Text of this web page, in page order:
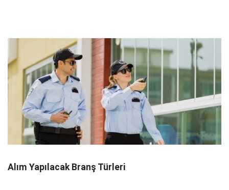
Alım Yapılacak Branş Türleri